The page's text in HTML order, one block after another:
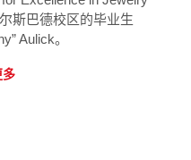
斯巴德校区的毕业生
Aulick。